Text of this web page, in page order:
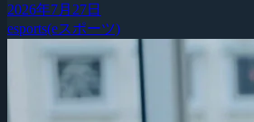
2026年7月27日
esports(eスポーツ)